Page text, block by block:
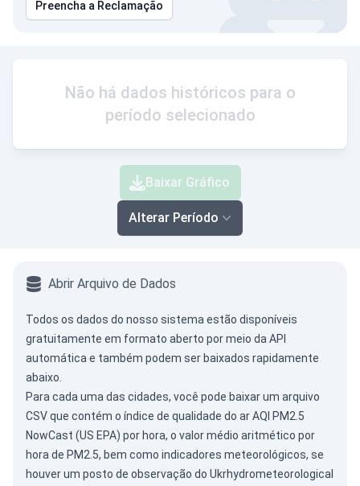
Preencha a Reclamação
Não há dados históricos para o
período selecionado
Baixar Gráfico
Alterar Período
Abrir Arquivo de Dados
Todos os dados do nosso sistema estão disponíveis
gratuitamente em formato aberto por meio da API
automática e também podem ser baixados rapidamente
abaixo.
Para cada uma das cidades, você pode baixar um arquivo
CSV que contém o índice de qualidade do ar AQI PM2.5
NowCast (US EPA) por hora, o valor médio aritmético por
hora de PM2.5, bem como indicadores meteorológicos, se
houver um posto de observação do Ukrhydrometeorological